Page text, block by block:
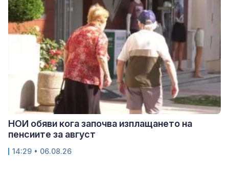
НОИ обяви кога започва изплащането на
пенсиите за август
14:29 • 06.08.26